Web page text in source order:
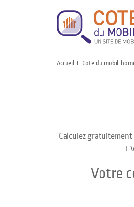
Accueil Cote du mobil-
Calculez gratuitement
Votre